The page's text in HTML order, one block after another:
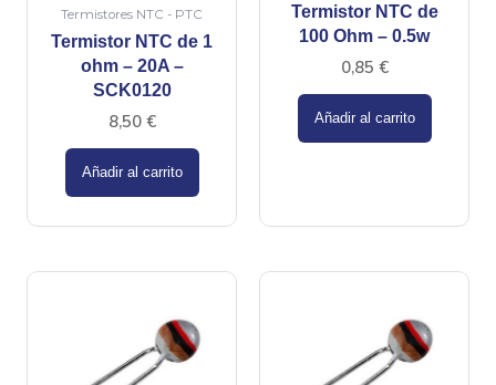
Termistores NTC - PTC
Termistor NTC de 1
ohm – 20A –
SCK0120
8,50 €
Añadir al carrito
Termistor NTC de
100 Ohm – 0.5w
0,85 €
Añadir al carrito